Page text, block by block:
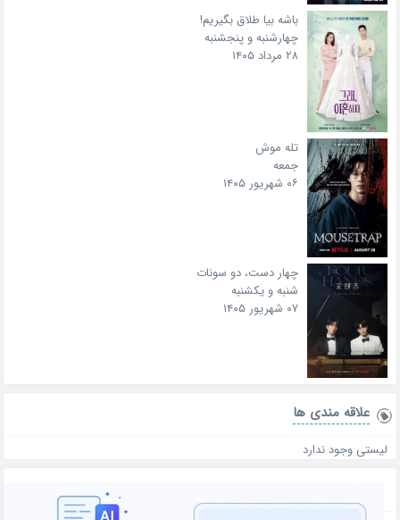
باشه بیا طلاق بگیریم!
چهارشنبه و پنجشنبه
۲۸ مرداد ۱۴۰۵
تله موش
جمعه
۰۶ شهریور ۱۴۰۵
چهار دست، دو سونات
شنبه و یکشنبه
۰۷ شهریور ۱۴۰۵
علاقه‌ مندی ها
لیستی وجود ندارد